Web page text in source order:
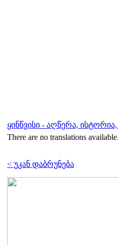
ყინწვისი - აღწერა,
There are no translations
< უკან დაბრუნება